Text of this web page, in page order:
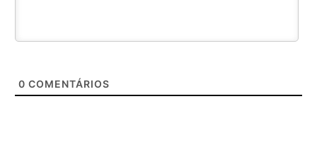
0 COMENTÁRIOS